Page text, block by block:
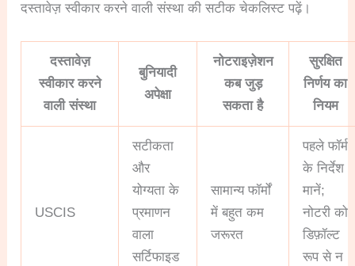
दस्तावेज़ स्वीकार करने वाली संस्था की सटीक चेकलिस्ट पढ़ें।
दस्तावेज़
स्वीकार करने
वाली संस्था
बुनियादी
अपेक्षा
नोटराइज़ेशन
कब जुड़
सकता है
सुरक्षित
निर्णय का
नियम
USCIS
सटीकता
और
योग्यता के
प्रमाणन
वाला
सर्टिफाइड
सामान्य फॉर्मों
में बहुत कम
जरूरत
पहले फॉर्म
के निर्देश
मानें;
नोटरी को
डिफ़ॉल्ट
रूप से न